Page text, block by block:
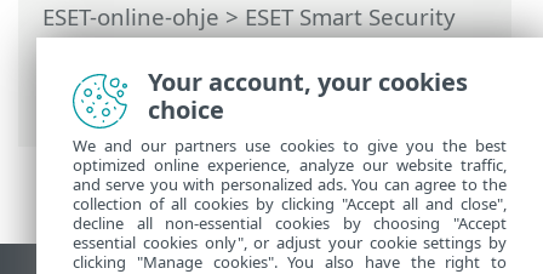
ESET-online-ohje>ESET Smart Security
Premium>Tuotteen ESET Smart Security
Premium käsitteleminen >Asetukset>
Tietoturvatyökalut
Your account, your cookies
choice
We and our partners use cookies to give you the best
optimized online experience, analyze our website traffic,
and serve you with personalized ads. You can agree to the
collection of all cookies by clicking "Accept all and close",
decline all non-essential cookies by choosing "Accept
essential cookies only", or adjust your cookie settings by
clicking "Manage cookies". You also have the right to